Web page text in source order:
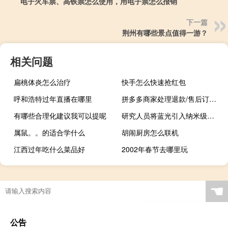
下一篇
荆州有哪些景点值得一游？
相关问题
扁桃体炎怎么治疗
快手怎么快速抢红包
呼和浩特过年直播在哪里
拼多多商家处理退款/售后订单流程
有哪些合理化建议我可以提呢
研究人员将蓝光引入纳米级显微镜
属鼠。。的适合学什么
胡闹厨房怎么联机
江西过年吃什么菜品好
2002年春节去哪里玩
☚
公告